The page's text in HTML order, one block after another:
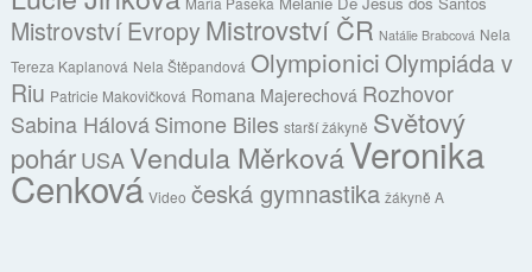
Mistrovství Evropy Mistrovství ČR Natálie Brabcová Nela
Tereza Kaplanová Nela Štěpandová OlympioniciOlympiáda v
Riu Patricie Makovičková Romana Majerechová Rozhovor
Sabina HálováSimone Biles starší žákyně Světový
pohárUSA Vendula MěrkováVeronika
Cenková Video česká gymnastika žákyně A